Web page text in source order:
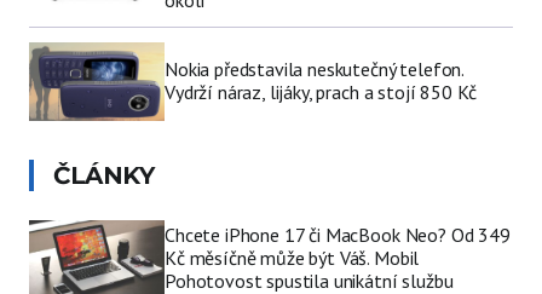
Nokia představila neskutečný telefon.
Vydrží náraz, lijáky, prach a stojí 850 Kč
ČLÁNKY
Chcete iPhone 17 či MacBook Neo? Od 349
Kč měsíčně může být Váš. Mobil
Pohotovost spustila unikátní službu